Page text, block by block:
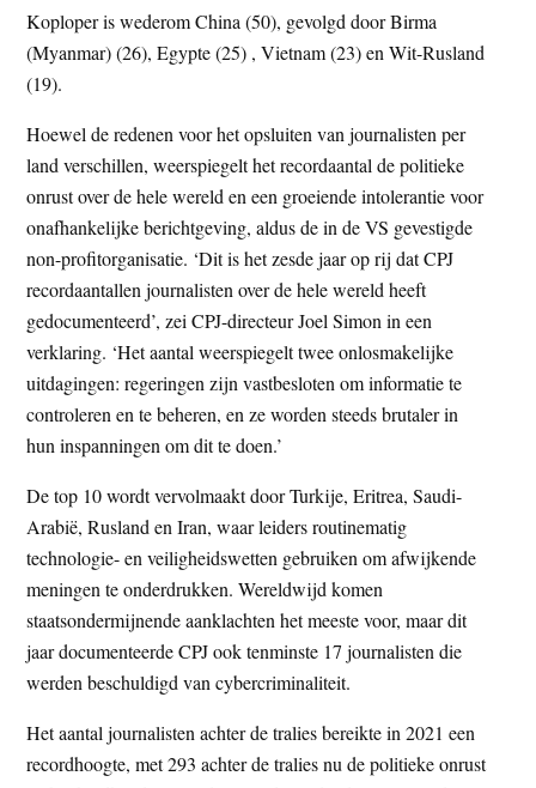
Koploper is wederom China (50), gevolgd door Birma
(Myanmar) (26), Egypte (25) , Vietnam (23) en Wit-Rusland
(19).
Hoewel de redenen voor het opsluiten van journalisten per
land verschillen, weerspiegelt het recordaantal de politieke
onrust over de hele wereld en een groeiende intolerantie voor
onafhankelijke berichtgeving, aldus de in de VS gevestigde
non-profitorganisatie. ‘Dit is het zesde jaar op rij dat CPJ
recordaantallen journalisten over de hele wereld heeft
gedocumenteerd’, zei CPJ-directeur Joel Simon in een
verklaring. ‘Het aantal weerspiegelt twee onlosmakelijke
uitdagingen: regeringen zijn vastbesloten om informatie te
controleren en te beheren, en ze worden steeds brutaler in
hun inspanningen om dit te doen.’
De top 10 wordt vervolmaakt door Turkije, Eritrea, Saudi-
Arabië, Rusland en Iran, waar leiders routinematig
technologie- en veiligheidswetten gebruiken om afwijkende
meningen te onderdrukken. Wereldwijd komen
staatsondermijnende aanklachten het meeste voor, maar dit
jaar documenteerde CPJ ook tenminste 17 journalisten die
werden beschuldigd van cybercriminaliteit.
Het aantal journalisten achter de tralies bereikte in 2021 een
recordhoogte, met 293 achter de tralies nu de politieke onrust